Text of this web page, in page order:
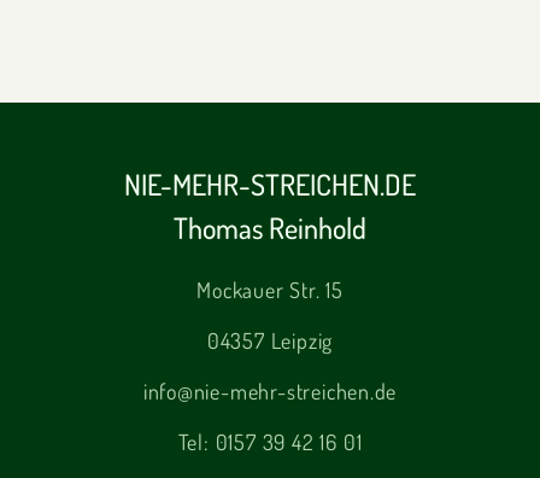
NIE-MEHR-STREICHEN.DE
Thomas Reinhold
Mockauer Str. 15
04357 Leipzig
info@nie-mehr-streichen.de
Tel: 0157 39 42 16 01